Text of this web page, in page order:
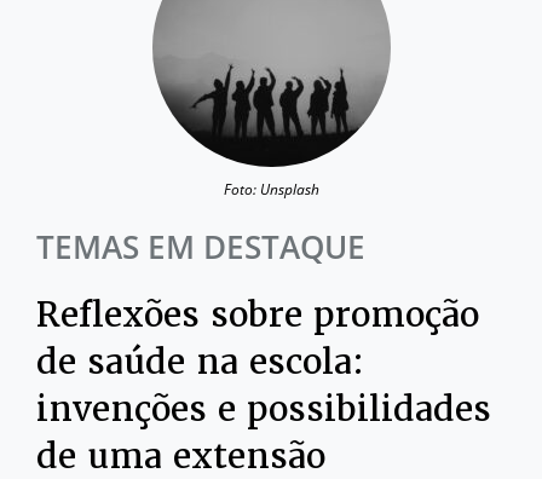
Foto: Unsplash
TEMAS EM DESTAQUE
Reflexões sobre promoção
de saúde na escola:
invenções e possibilidades
de uma extensão